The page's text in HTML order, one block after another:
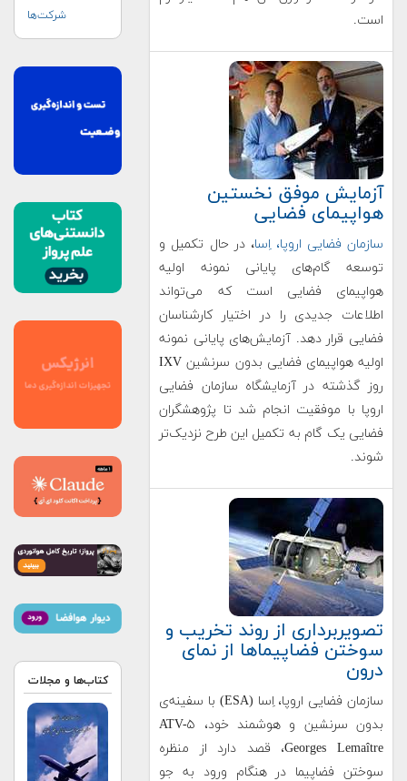
است.
آزمایش موفق نخستین
هواپیمای فضایی
سازمان فضایی اروپا، اِسا،در حال تکمیل و
توسعه گام‌های پایانی نمونه اولیه
هواپیمای فضایی است که می‌تواند
اطلاعات جدیدی را در اختیار کارشناسان
فضایی قرار دهد. آزمایش‌های پایانی نمونه
اولیه هواپیمای فضایی بدون سرنشین IXV
روز گذشته در آزمایشگاه سازمان فضایی
اروپا با موفقیت انجام شد تا پژوهشگران
فضایی یک گام به تکمیل این طرح نزدیک‌تر
شوند.
تصویربرداری از روند تخریب و
سوختن فضاپیماها از نمای
درون
سازمان فضایی اروپا، اِسا (ESA) با سفینه‌ی
بدون سرنشین و هوشمند خود، ATV-۵
Georges Lemaître، قصد دارد از منظره
سوختن فضاپیما در هنگام ورود به جو
شرکت‌ها
کتاب‌ها و مجلات